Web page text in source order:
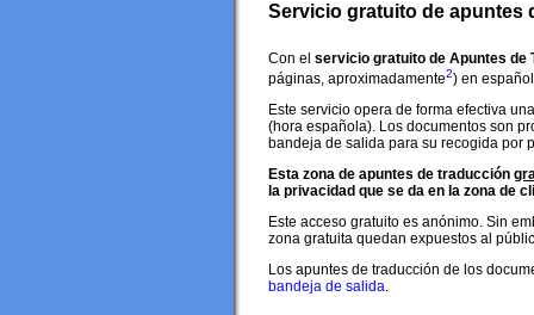
Servicio gratuito de apuntes
Con el servicio gratuito de Apuntes de
páginas, aproximadamente2) en
Este servicio opera de forma efectiva
(hora española). Los documentos son
bandeja de salida para su recogida por
Esta zona de apuntes de traducción
la privacidad que se da en la zona de
Este acceso gratuito es anónimo. Sin
zona gratuita quedan expuestos al
Los apuntes de traducción de los
bandeja de salida.